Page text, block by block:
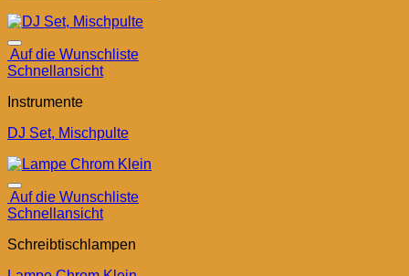
Auf die Wunschliste
Schnellansicht
Instrumente
DJ Set, Mischpulte
Auf die Wunschliste
Schnellansicht
Schreibtischlampen